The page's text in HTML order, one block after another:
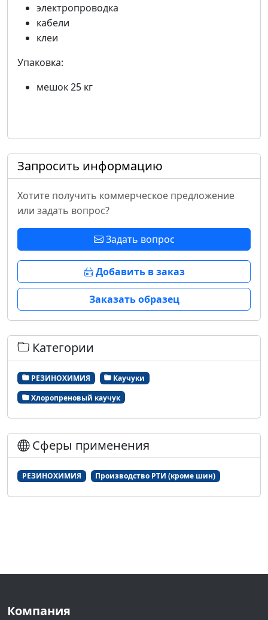
электропроводка
кабели
клеи
Упаковка:
мешок 25 кг
Запросить информацию
Хотите получить коммерческое предложение
или задать вопрос?
Задать вопрос
Добавить в заказ
Заказать образец
Категории
РЕЗИНОХИМИЯ
Каучуки
Хлоропреновый каучук
Сферы применения
РЕЗИНОХИМИЯ Производство РТИ (кроме шин)
Компания